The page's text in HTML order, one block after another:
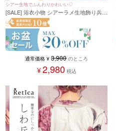
シアー生地でふんわりかわいい♡
[SALE] 浴衣小物 シアーラメ生地飾り兵児
帯 (ホワイト/ベージュ/ラベンダー/パール
グレー)
通常価格 ¥ 3,900 のところ
¥2,980 税込